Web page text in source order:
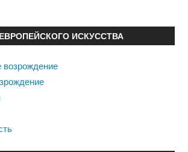
ИСКУССТВА
возрождение